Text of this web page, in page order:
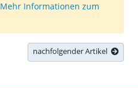
Mehr Informationen zum
nachfolgender Artikel